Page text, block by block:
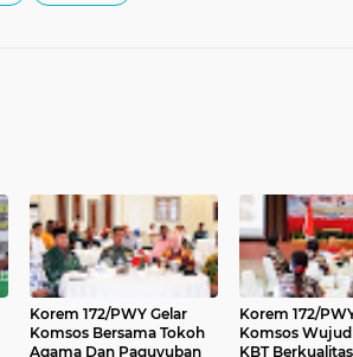
Korem 172/PWY Gelar
Komsos Bersama Tokoh
Agama Dan Paguyuban
Korem 172/
Komsos
KBT Berkualitas